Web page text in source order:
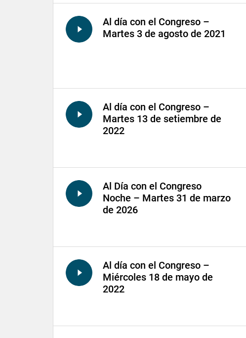
Al día con el Congreso –
Martes 3 de agosto de 2021
Al día con el Congreso –
Martes 13 de setiembre de
2022
Al Día con el Congreso
Noche – Martes 31 de marzo
de 2026
Al día con el Congreso –
Miércoles 18 de mayo de
2022